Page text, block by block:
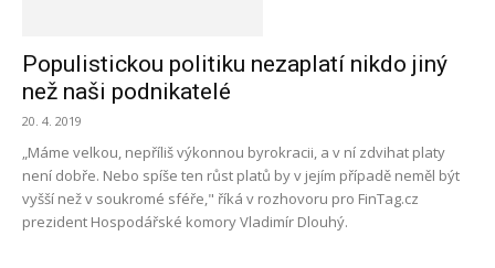
Populistickou politiku nezaplatí nikdo jiný
než naši podnikatelé
20. 4. 2019
„Máme velkou, nepříliš výkonnou byrokracii, a v ní zdvihat platy
není dobře. Nebo spíše ten růst platů by v jejím případě neměl být
vyšší než v soukromé sféře," říká v rozhovoru pro FinTag.cz
prezident Hospodářské komory Vladimír Dlouhý.